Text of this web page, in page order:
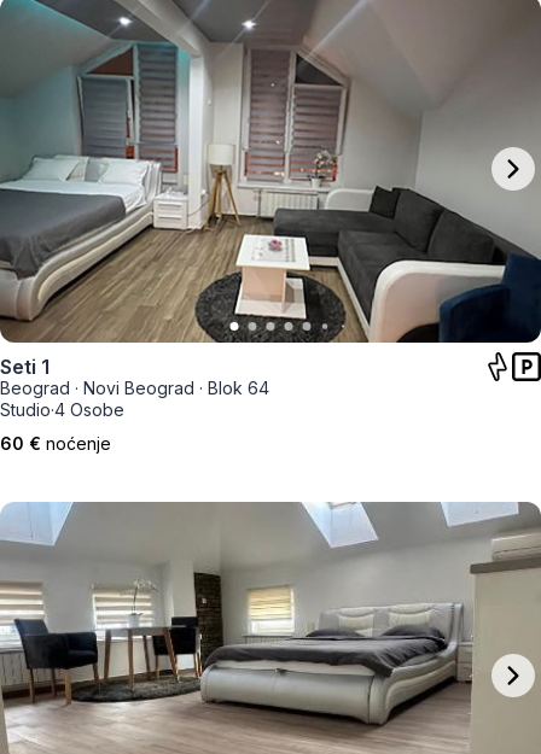
Seti 1
Beograd · Novi Beograd · Blok 64
Studio·4 Osobe
60 € noćenje